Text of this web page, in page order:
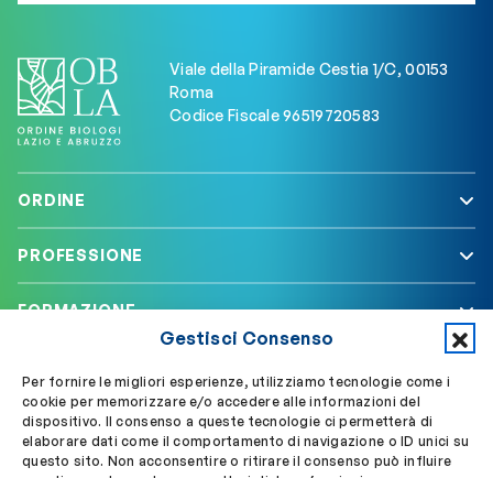
Gestisci Consenso
Per fornire le migliori esperienze, utilizziamo tecnologie come i
cookie per memorizzare e/o accedere alle informazioni del
dispositivo. Il consenso a queste tecnologie ci permetterà di
elaborare dati come il comportamento di navigazione o ID unici su
questo sito. Non acconsentire o ritirare il consenso può influire
Viale della Piramide Cestia 1/C, 00153
Roma
Codice Fiscale 96519720583
ORDINE
PROFESSIONE
FORMAZIONE
Segui OBLA su Accedi a My OBLA